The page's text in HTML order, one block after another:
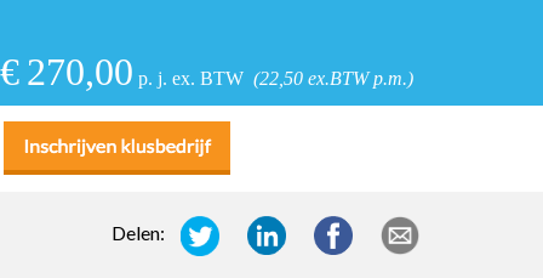
€270,00 p. j. ex. BTW (22,50 ex.BTW p.m.)
Delen: